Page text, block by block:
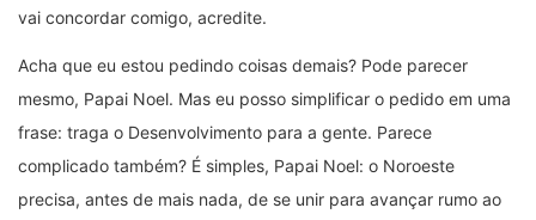
vai concordar comigo, acredite.
Acha que eu estou pedindo coisas demais? Pode parecer
mesmo, Papai Noel. Mas eu posso simplificar o pedido em uma
frase: traga o Desenvolvimento para a gente. Parece
complicado também? É simples, Papai Noel: o Noroeste
precisa, antes de mais nada, de se unir para avançar rumo ao